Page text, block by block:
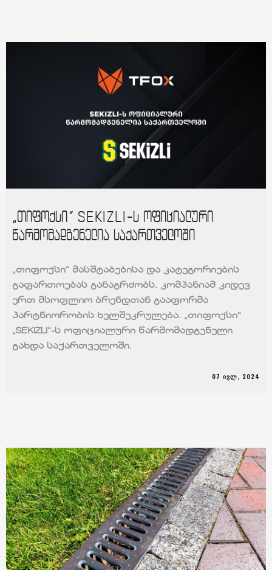
„თიფოქსი“ SEKIZLI-ს ოფიციალური
წარმომადგენელია საქართველოში
„თიფოქსი“ მასშტაბებისა და კატეგორიების
გაფართოებას განაგრძობს. კომპანიამ კიდევ
ერთ მსოფლიო ბრენდთან გააფორმა
პარტნიორობის ხელშეკრულება. „თიფოქსი“
„SEKIZLI“-ს ოფიციალური წარმომადგენელი
გახდა საქართველოში.
07 ᲘᲕᲚ, 2024